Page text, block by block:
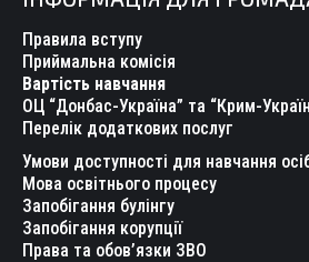
in
new
window
in
new
window
in
new
window
in
new
window
new
Правила вступу
Приймальна комісія
Вартість навчання
ОЦ “Донбас-Україна” та “Крим-
Перелік додаткових послуг
Умови доступності для навчання
Мова освітнього процесу
Запобігання булінгу
Запобігання корупції
Права та обов’язки ЗВО